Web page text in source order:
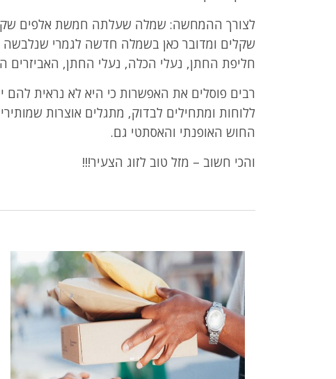
שקלים ומדובר כאן בשמלה חדשה לגמרי שנלבשה
חליפת החתן, נעלי הכלה, נעלי החתן, האביזרים
רבים פוסלים את האפשרות כי היא לא נראית להם
ללוחות ומתחילים לבדוק, מתגלים אוצרות
החוש האופנתי והאסתטי גם.
והכי חשוב – מזל טוב לזוג הצעיר!!!